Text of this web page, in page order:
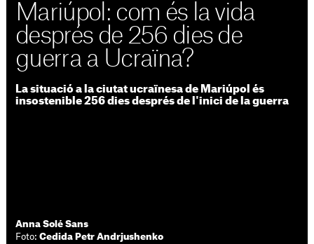
Mariúpol: com és la vida
després de 256 dies de
guerra a Ucraïna?
La situació a la ciutat ucraïnesa de Mariúpol és
insostenible 256 dies després de l'inici de la guerra
Anna Solé Sans
Foto:Cedida Petr Andrjushenko